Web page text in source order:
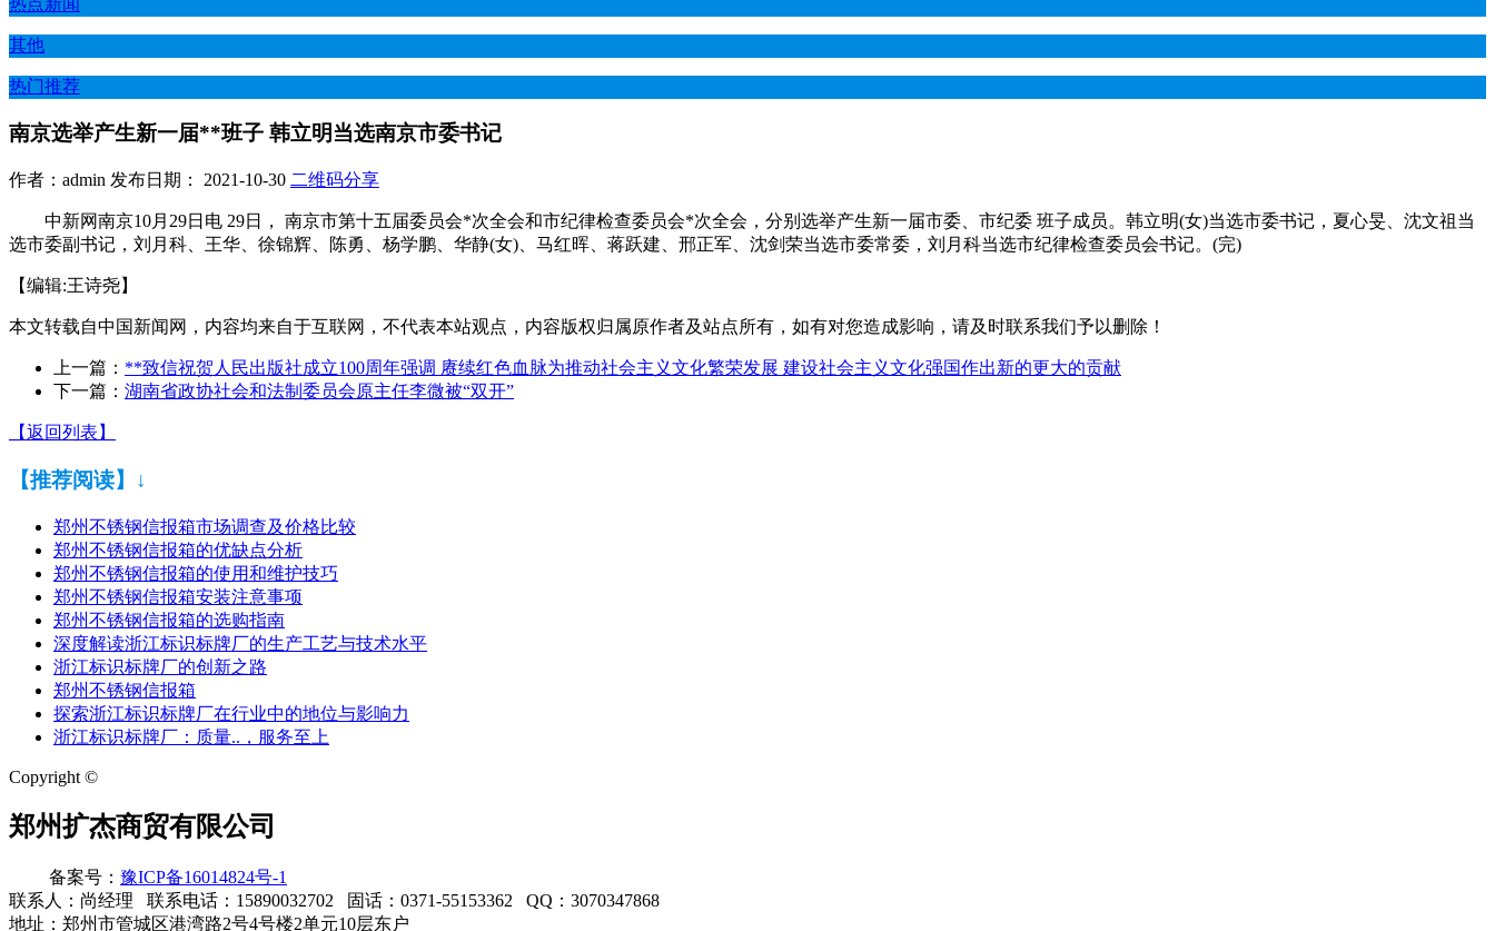
其他
热门推荐
南京选举产生新一届**班子 韩立明当选南京市委书记
作者：admin 发布日期： 2021-10-30 二维码分享
中新网南京10月29日电 29日， 南京市第十五届委员会*次全会和市纪律检查委员会*次全会，分别选举产生新一届市委、市纪委 班子成员。韩立明(女)当选市委书记，夏心旻、沈文祖当
选市委副书记，刘月科、王华、徐锦辉、陈勇、杨学鹏、华静(女)、马红晖、蒋跃建、邢正军、沈剑荣当选市委常委，刘月科当选市纪律检查委员会书记。(完)
【编辑:王诗尧】
本文转载自中国新闻网，内容均来自于互联网，不代表本站观点，内容版权归属原作者及站点所有，如有对您造成影响，请及时联系我们予以删除！
上一篇： **致信祝贺人民出版社成立100周年强调 赓续红色血脉为推动社会主义文化繁荣发展 建设社会主义文化强国作出新的更大的贡献
下一篇： 湖南省政协社会和法制委员会原主任李微被“双开”
【返回列表】
【推荐阅读】↓
郑州不锈钢信报箱市场调查及价格比较
郑州不锈钢信报箱的优缺点分析
郑州不锈钢信报箱的使用和维护技巧
郑州不锈钢信报箱安装注意事项
郑州不锈钢信报箱的选购指南
深度解读浙江标识标牌厂的生产工艺与技术水平
浙江标识标牌厂的创新之路
郑州不锈钢信报箱
探索浙江标识标牌厂在行业中的地位与影响力
浙江标识标牌厂：质量..，服务至上
Copyright ©
郑州扩杰商贸有限公司
备案号： 豫ICP备16014824号-1
联系人：尚经理 联系电话：15890032702 固话：0371-55153362 QQ：3070347868
地址：郑州市管城区港湾路2号4号楼2单元10层东户